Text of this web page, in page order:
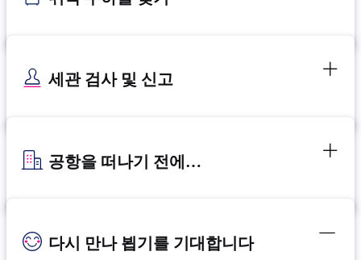
세관 검사 및 신고
공항을 떠나기 전에…
다시 만나 뵙기를 기대합니다